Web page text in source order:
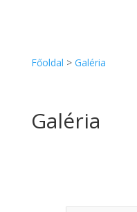
Főoldal > Galéria
Galéria